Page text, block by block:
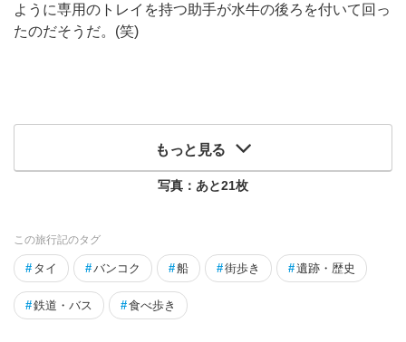
ように専用のトレイを持つ助手が水牛の後ろを付いて回っ
たのだそうだ。(笑)
もっと見る
写真：あと21枚
この旅行記のタグ
# タイ #バンコク #船 #街歩き #遺跡・歴史
#鉄道・バス #食べ歩き